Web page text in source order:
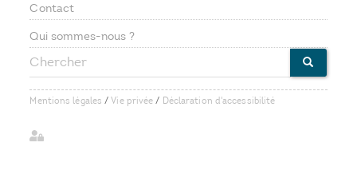
Footer
menu
Contact
Qui sommes-nous ?
Chercher
Mentions légales / Vie privée / Déclaration d'accessibilité
User